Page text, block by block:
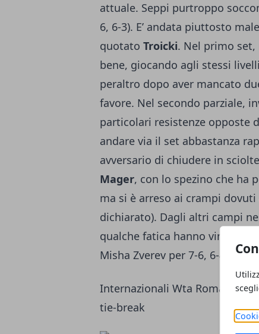
attuale. Seppi purtroppo
6, 6-3). E’ andata piuttosto
quotato Troicki. Nel primo
bene, giocando agli stessi
peraltro dopo aver mancato
favore. Nel secondo parziale,
particolari resistenze opposte
andare via il set abbastanza
avversario di chiudere in
Mager, con lo spezino che ha
ma si è arreso ai crampi
dichiarato). Dagli altri campi
qualche fatica hanno vinto i
Misha Zverev per 7-6, 6-4 così
Internazionali Wta Roma:
tie-break